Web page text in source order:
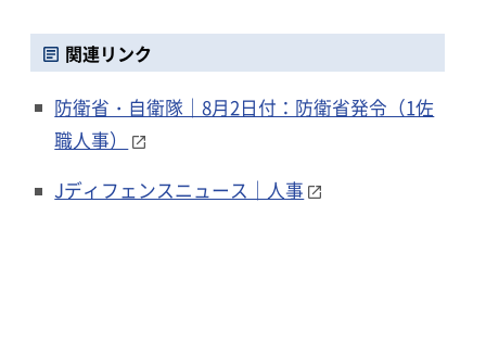
関連リンク
防衛省・自衛隊｜8月2日付：防衛省発令（1佐
職人事）
Jディフェンスニュース｜人事